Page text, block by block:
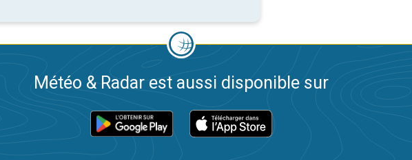
Météo & Radar est aussi disponible sur